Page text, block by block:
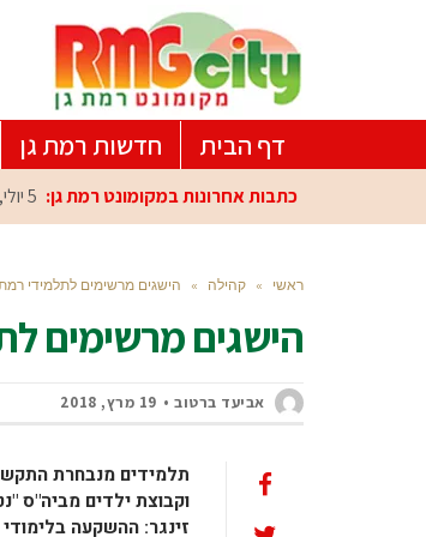
דף הבית חדשות רמת גן
כתבות אחרונות במקומונט רמת גן: 5 יולי, 2026
ראשי » קהילה » הישגים מרשימים לתלמידי
הישגים מרשימים
אביעד ברטוב 19 מרץ, 2018
תלמידים מנבחרת
וקבוצת ילדים מביה"ס
זינגר: ההשקעה